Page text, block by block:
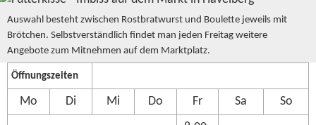
Auswahl besteht zwischen Rostbratwurst und Boulette jeweils mit
Brötchen. Selbstverständlich findet man jeden Freitag weitere
Angebote zum Mitnehmen auf dem Marktplatz.
Öffnungszeiten
Mo Di Mi Do Fr Sa So